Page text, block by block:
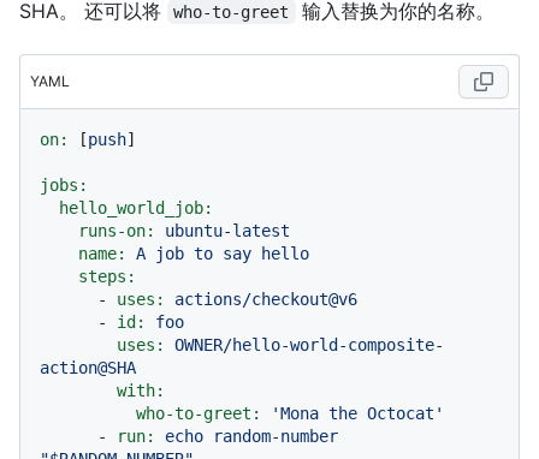
SHA。 还可以将 who-to-greet 输入替换为你的名称。
YAML
on: [push]
jobs:
hello_world_job:
runs-on:
ubuntu-latest
name:
A job to say
hello
steps:
-
uses:
actions/checkout@v6
-
id:
foo
uses:
OWNER/hello-world-composite-
action@SHA
with:
who-to-greet:
'Mona the Octocat'
-
run: echo
random-number